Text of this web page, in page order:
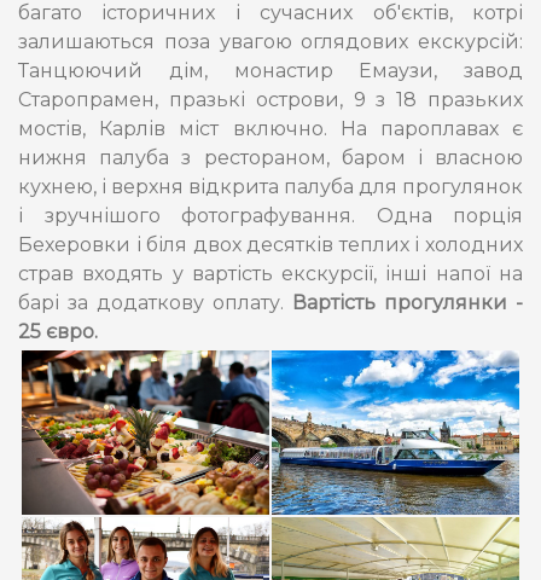
багато історичних і сучасних об'єктів, котрі
залишаються поза увагою оглядових екскурсій:
Танцюючий дім, монастир Емаузи, завод
Старопрамен, празькі острови, 9 з 18 празьких
мостів, Карлів міст включно. На пароплавах є
нижня палуба з рестораном, баром і власною
кухнею, і верхня відкрита палуба для прогулянок
і зручнішого фотографування. Одна порція
Бехеровки і біля двох десятків теплих і холодних
страв входять у вартість екскурсії, інші напої на
барі за додаткову оплату. Вартість прогулянки -
25 євро.